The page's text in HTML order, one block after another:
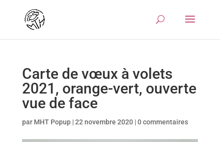
Carte de vœux à volets
2021, orange-vert, ouverte
vue de face
par MHT Popup|22 novembre 2020|0 commentaires